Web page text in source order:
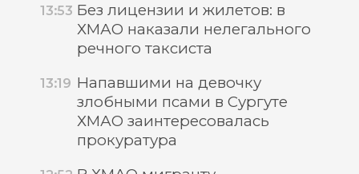
13:53 Без лицензии и жилетов: в
ХМАО наказали нелегального
речного таксиста
13:19 Напавшими на девочку
злобными псами в Сургуте
ХМАО заинтересовалась
прокуратура